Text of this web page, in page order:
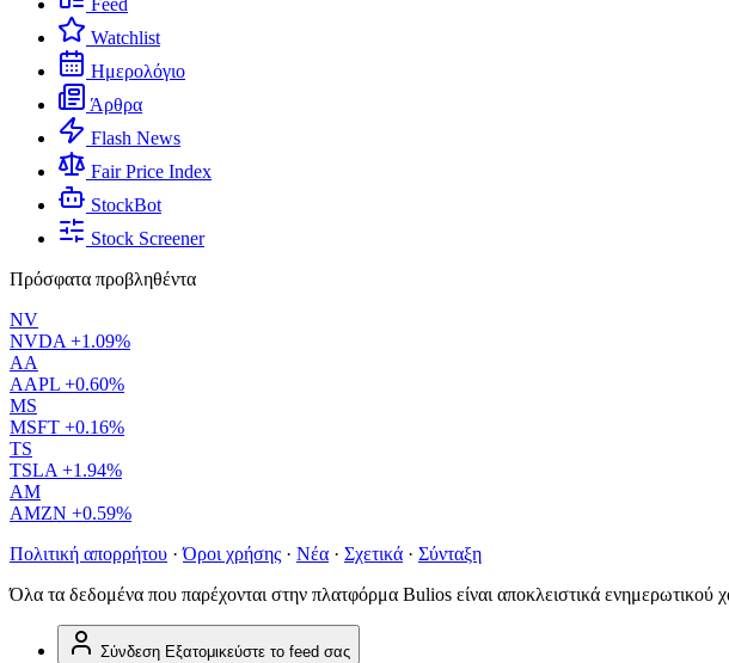
Feed
Watchlist
Ημερολόγιο
Άρθρα
Flash News
Fair Price Index
StockBot
Stock Screener
Πρόσφατα προβληθέντα
NV
NVDA +1.09%
AA
AAPL +0.60%
MS
MSFT +0.16%
TS
TSLA +1.94%
AM
AMZN +0.59%
Πολιτική απορρήτου · Όροι χρήσης · Νέα · Σχετικά · Σύνταξη
Όλα τα δεδομένα που παρέχονται στην πλατφόρμα Bulios είναι αποκλειστικά ενημερωτικού
Σύνδεση Εξατομικεύστε το feed σας